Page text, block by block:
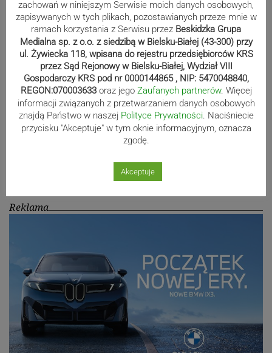
zebrzydowickim urzędzie
Koniec skoczowskiej „Syberii”.
Budynek zostanie rozebrany
Kolorowe mozaiki ozdobiły bielskie
Reklama
zachowań w niniejszym Serwisie moich danych osobowych,
zapisywanych w tych plikach, pozostawianych przeze mnie w
ramach korzystania z Serwisu przez Beskidzka Grupa
Medialna sp. z o.o. z siedzibą w Bielsku-Białej (43-300) przy
ul. Żywiecka 118, wpisana do rejestru przedsiębiorców KRS
przez Sąd Rejonowy w Bielsku-Białej, Wydział VIII
Gospodarczy KRS pod nr 0000144865 , NIP: 5470048840,
REGON:070003633 oraz jego Zaufanych partnerów. Więcej
informacji związanych z przetwarzaniem danych osobowych
znajdą Państwo w naszej Polityce Prywatności. Naciśniecie
przycisku "Akceptuje" w tym oknie informacyjnym, oznacza
zgodę.
Akceptuje